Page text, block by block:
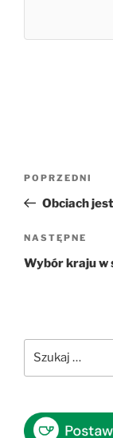
Poprzedni
wpis
POPRZEDNI
Obciach
Następny
wpis
NASTĘPNE
Wybór kraju w